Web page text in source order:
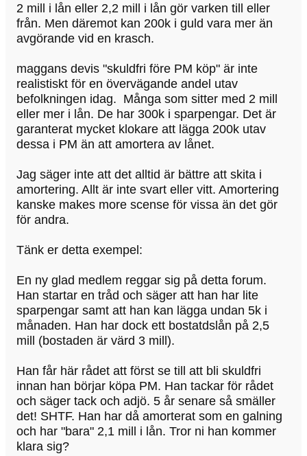
2 mill i lån eller 2,2 mill i lån gör varken till eller
från. Men däremot kan 200k i guld vara mer än
avgörande vid en krasch.
maggans devis "skuldfri före PM köp" är inte
realistiskt för en övervägande andel utav
befolkningen idag. Många som sitter med 2 mill
eller mer i lån. De har 300k i sparpengar. Det är
garanterat mycket klokare att lägga 200k utav
dessa i PM än att amortera av lånet.
Jag säger inte att det alltid är bättre att skita i
amortering. Allt är inte svart eller vitt. Amortering
kanske makes more scense för vissa än det gör
för andra.
Tänk er detta exempel:
En ny glad medlem reggar sig på detta forum.
Han startar en tråd och säger att han har lite
sparpengar samt att han kan lägga undan 5k i
månaden. Han har dock ett bostatdslån på 2,5
mill (bostaden är värd 3 mill).
Han får här rådet att först se till att bli skuldfri
innan han börjar köpa PM. Han tackar för rådet
och säger tack och adjö. 5 år senare så smäller
det! SHTF. Han har då amorterat som en galning
och har "bara" 2,1 mill i lån. Tror ni han kommer
klara sig?